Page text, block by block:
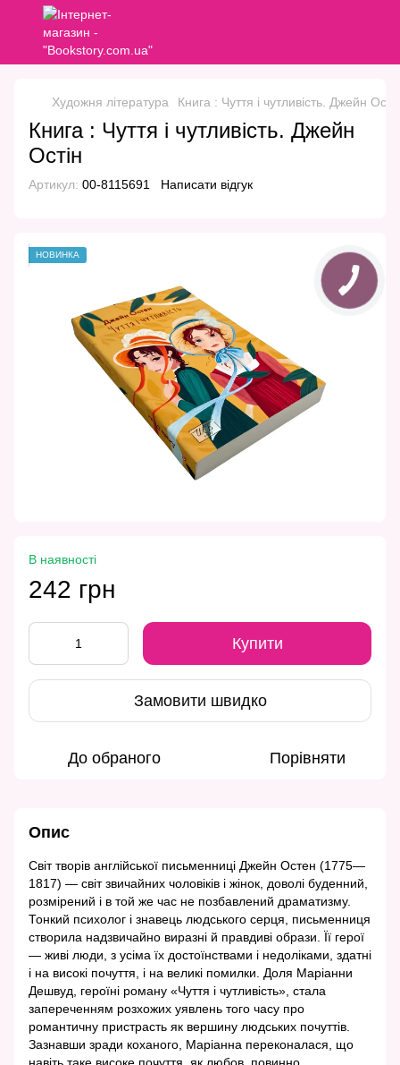
Художня література Книга : Чуття і чутливість. Джейн
Книга : Чуття і чутливість. Джейн
Остін
Артикул: 00-8115691 Написати відгук
НОВИНКА
В наявності
242 грн
Купити
Замовити швидко
До обраного Порівняти
Опис
Світ творів англійської письменниці Джейн Остен (1775—
1817) — світ звичайних чоловіків і жінок, доволі буденний,
розмірений і в той же час не позбавлений драматизму.
Тонкий психолог і знавець людського серця, письменниця
створила надзвичайно виразні й правдиві образи. Її герої
— живі люди, з усіма їх достоїнствами і недоліками, здатні
і на високі почуття, і на великі помилки. Доля Маріанни
Дешвуд, героїні роману «Чуття і чутливість», стала
запереченням розхожих уявлень того часу про
романтичну пристрасть як вершину людських почуттів.
Зазнавши зради коханого, Маріанна переконалася, що